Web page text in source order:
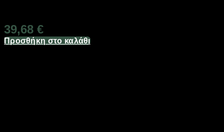
39,68 €
Προσθήκη στο καλάθι